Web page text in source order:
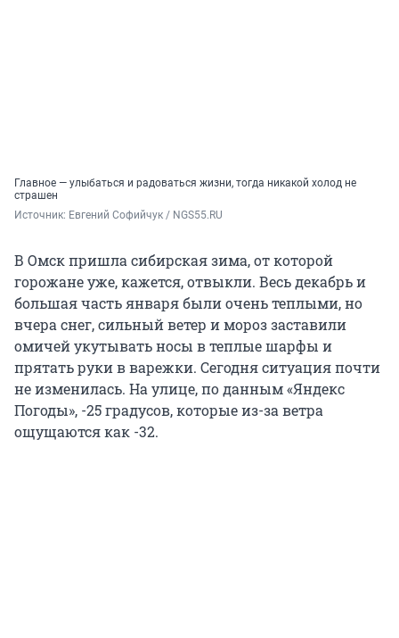
Главное — улыбаться и радоваться жизни, тогда никакой холод не
страшен
Источник: Евгений Софийчук / NGS55.RU
В Омск пришла сибирская зима, от которой
горожане уже, кажется, отвыкли. Весь декабрь и
большая часть января были очень теплыми, но
вчера снег, сильный ветер и мороз заставили
омичей укутывать носы в теплые шарфы и
прятать руки в варежки. Сегодня ситуация почти
не изменилась. На улице, по данным «Яндекс
Погоды», -25 градусов, которые из-за ветра
ощущаются как -32.